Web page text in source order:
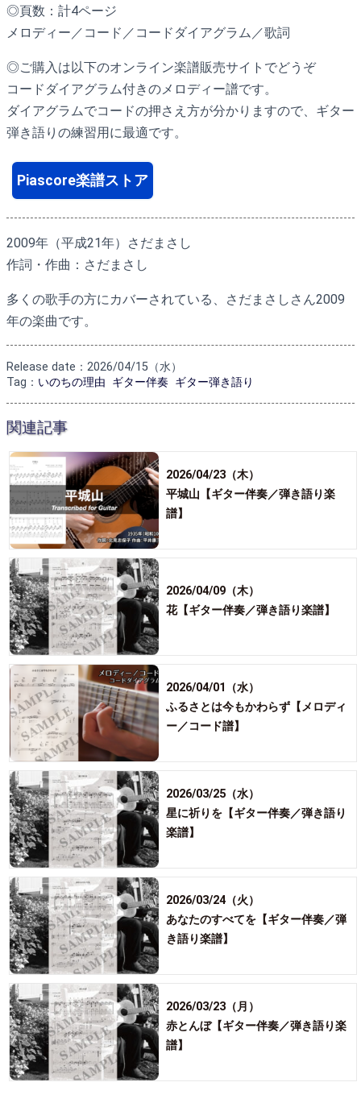
◎頁数：計4ページ
メロディー／コード／コードダイアグラム／歌詞
◎ご購入は以下のオンライン楽譜販売サイトでどうぞ
コードダイアグラム付きのメロディー譜です。
ダイアグラムでコードの押さえ方が分かりますので、ギター
弾き語りの練習用に最適です。
Piascore楽譜ストア
2009年（平成21年）さだまさし
作詞・作曲：さだまさし
多くの歌手の方にカバーされている、さだまさしさん2009
年の楽曲です。
Release date：2026/04/15（水）
Tag： いのちの理由 ギター伴奏 ギター弾き語り
関連記事
2026/04/23（木）
平城山【ギター伴奏／弾き語り楽
譜】
2026/04/09（木）
花【ギター伴奏／弾き語り楽譜】
2026/04/01（水）
ふるさとは今もかわらず【メロディ
ー／コード譜】
2026/03/25（水）
星に祈りを【ギター伴奏／弾き語り
楽譜】
2026/03/24（火）
あなたのすべてを【ギター伴奏／弾
き語り楽譜】
2026/03/23（月）
赤とんぼ【ギター伴奏／弾き語り楽
譜】